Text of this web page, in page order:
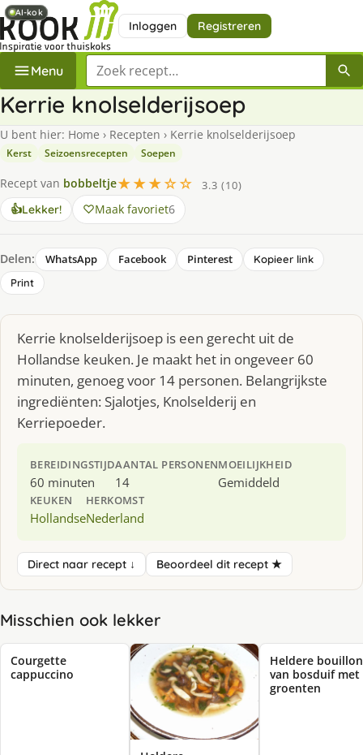
Inloggen Registreren
Menu Zoek een recept
Kerrie knolselderijsoep
U bent hier: Home › Recepten › Kerrie knolselderijsoep
Kerst Seizoensrecepten Soepen
Recept van bobbeltje★★★☆☆
3.3 (10)
👍Lekker! Maak favoriet6
Delen: WhatsApp Facebook Pinterest
Kopieer link
Print
Kerrie knolselderijsoep is een gerecht uit de
Hollandse keuken. Je maakt het in ongeveer 60
minuten, genoeg voor 14 personen. Belangrijkste
ingrediënten: Sjalotjes, Knolselderij en
Kerriepoeder.
BEREIDINGSTIJD
60 minuten
AANTAL PERSONEN
14
MOEILIJKHEID
Gemiddeld
KEUKEN
Hollandse
HERKOMST
Nederland
Direct naar recept ↓ Beoordeel dit recept ★
Misschien ook lekker
Courgette
cappuccino
Heldere bouillon
van bosduif met
groenten
AI-kok
AI-kok